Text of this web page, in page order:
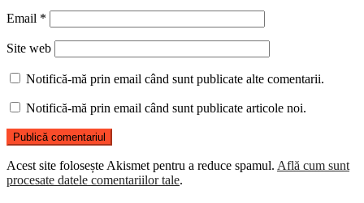
Email *
Site web
Notifică-mă prin email când sunt publicate alte comentarii.
Notifică-mă prin email când sunt publicate articole noi.
Acest site folosește Akismet pentru a reduce spamul. Află cum sunt
procesate datele comentariilor tale.